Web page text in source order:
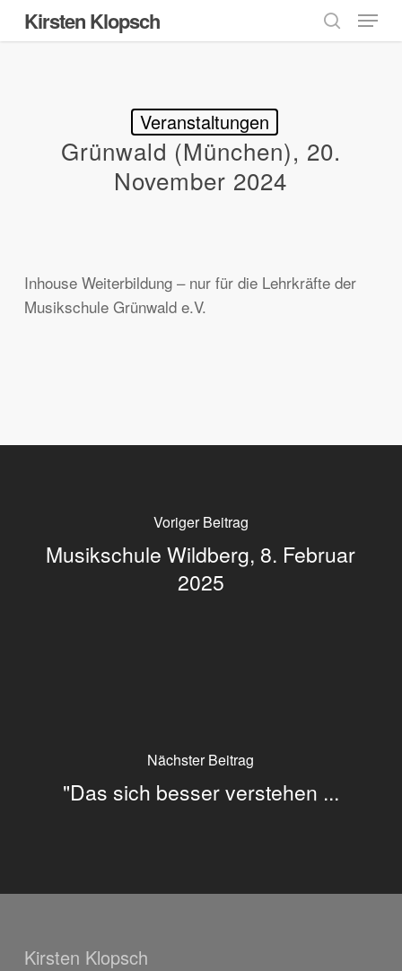
Skip
to
Kirsten Klopsch
search
Menu
Veranstaltungen
Grünwald (München), 20.
November 2024
Inhouse Weiterbildung – nur für die Lehrkräfte der
Musikschule Grünwald e.V.
Voriger Beitrag
Musikschule Wildberg, 8. Februar
2025
Nächster Beitrag
"Das sich besser verstehen ...
Kirsten Klopsch